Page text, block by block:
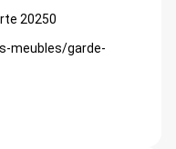
20250
meubles/garde-